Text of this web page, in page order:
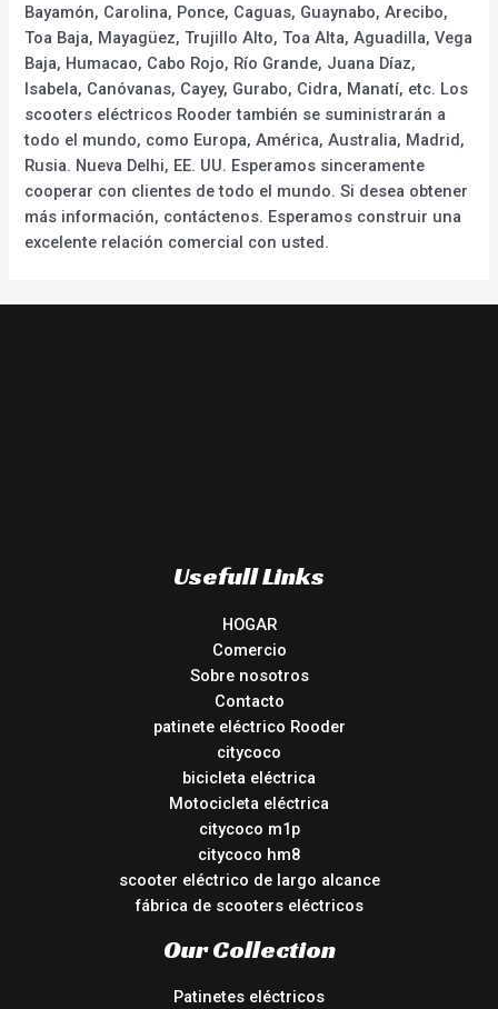
Bayamón, Carolina, Ponce, Caguas, Guaynabo, Arecibo,
Toa Baja, Mayagüez, Trujillo Alto, Toa Alta, Aguadilla, Vega
Baja, Humacao, Cabo Rojo, Río Grande, Juana Díaz,
Isabela, Canóvanas, Cayey, Gurabo, Cidra, Manatí, etc. Los
scooters eléctricos Rooder también se suministrarán a
todo el mundo, como Europa, América, Australia, Madrid,
Rusia. Nueva Delhi, EE. UU. Esperamos sinceramente
cooperar con clientes de todo el mundo. Si desea obtener
más información, contáctenos. Esperamos construir una
excelente relación comercial con usted.
Usefull Links
HOGAR
Comercio
Sobre nosotros
Contacto
patinete eléctrico Rooder
citycoco
bicicleta eléctrica
Motocicleta eléctrica
citycoco m1p
citycoco hm8
scooter eléctrico de largo alcance
fábrica de scooters eléctricos
Our Collection
Patinetes eléctricos